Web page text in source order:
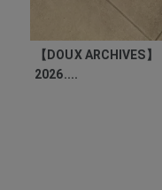
【DOUX ARCHIVES】
2026....